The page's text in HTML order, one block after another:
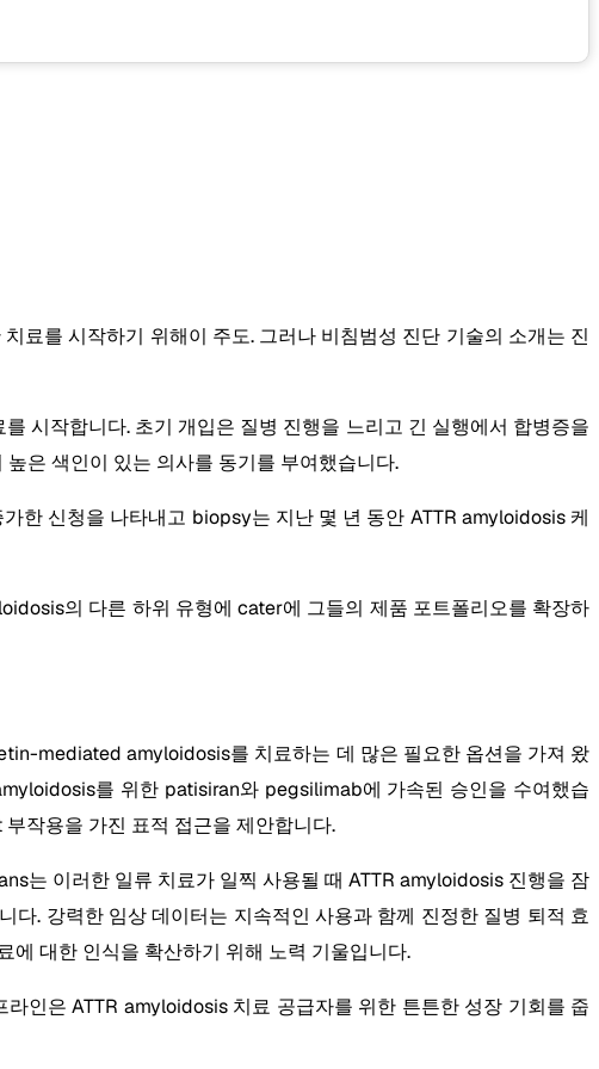
료를 시작하기 위해이 주도. 그러나 비침범성 진단 기술의 소개는 진
시작합니다. 초기 개입은 질병 진행을 느리고 긴 실행에서 합병증을
은 색인이 있는 의사를 동기를 부여했습니다.
한 신청을 나타내고 biopsy는 지난 몇 년 동안 ATTR amyloidosis 케
의 다른 하위 유형에 cater에 그들의 제품 포트폴리오를 확장하
mediated amyloidosis를 치료하는 데 많은 필요한 옵션을 가져 왔
를 위한 patisiran와 pegsilimab에 가속된 승인을 수여했습
작용을 가진 표적 접근을 제안합니다.
는 이러한 일류 치료가 일찍 사용될 때 ATTR amyloidosis 진행을 잠
. 강력한 임상 데이터는 지속적인 사용과 함께 진정한 질병 퇴적 효
에 대한 인식을 확산하기 위해 노력 기울입니다.
인은 ATTR amyloidosis 치료 공급자를 위한 튼튼한 성장 기회를 줍